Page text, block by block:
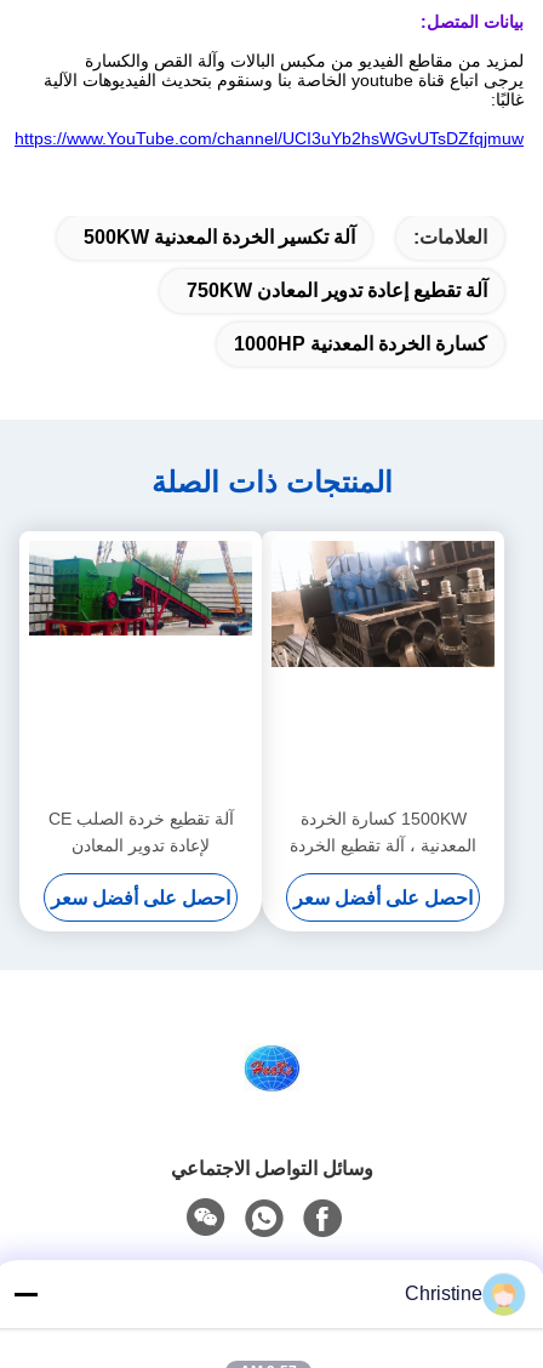
بيانات المتصل:
لمزيد من مقاطع الفيديو من مكبس البالات وآلة القص والكسارة
يرجى اتباع قناة youtube الخاصة بنا وسنقوم بتحديث الفيديوهات الآلية
غالبًا:
https://www.YouTube.com/channel/UCI3uYb2hsWGvUTsDZfqjmuw
العلامات: آلة تكسير الخردة المعدنية 500KW
آلة تقطيع إعادة تدوير المعادن 750KW
كسارة الخردة المعدنية 1000HP
المنتجات ذات الصلة
1500KW كسارة الخردة
المعدنية ، آلة تقطيع الخردة
المعدنية الصغيرة
احصل على أفضل سعر
آلة تقطيع خردة الصلب CE
لإعادة تدوير المعادن
احصل على أفضل سعر
وسائل التواصل الاجتماعي
Christine